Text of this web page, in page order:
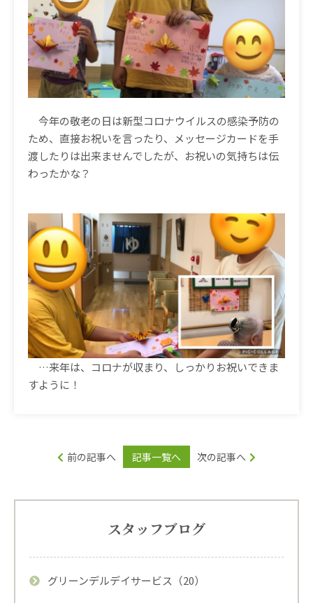
今年の敬老の日は新型コロナウイルスの感染予防の
ため、直接お祝いを言ったり、メッセージカードを手
渡したりは出来ませんでしたが、お祝いの気持ちは伝
わったかな？
…来年は、コロナが収まり、しっかりお祝いできま
すように！
前の記事へ 記事一覧へ 次の記事へ
スタッフブログ
グリーンデルデイサービス（20）